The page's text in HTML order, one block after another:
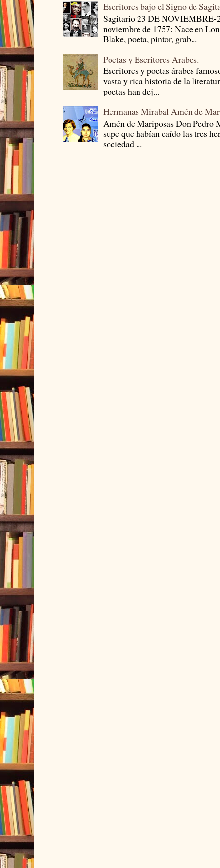
Escritores bajo el Signo de
Sagitario 23 DE
noviembre de 1757: Nace en
Blake, poeta, pintor, grab...
Poetas y Escritores Arabes.
Escritores y poetas árabes
vasta y rica historia de la
poetas han dej...
Hermanas Mirabal Amén de
Amén de Mariposas Don
supe que habían caído las tres
sociedad ...